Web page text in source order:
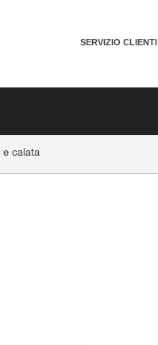
SERVIZIO CLIENTI
e calata